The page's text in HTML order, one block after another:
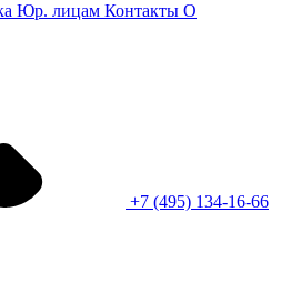
Юр. лицам Контакты О
+7 (495) 134-16-66